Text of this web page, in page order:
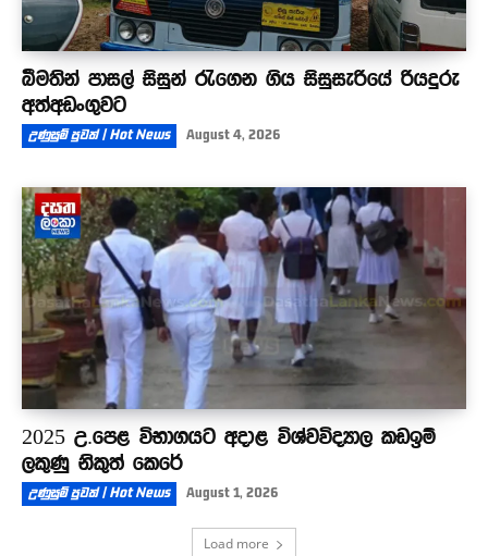
බීමතින් පාසල් සිසුන් රැගෙන ගිය සිසුසැරියේ රියදුරු
අත්අඩංගුවට
උණුසුම් පුවත් | Hot News August 4, 2026
2025 උ.පෙළ විභාගයට අදාළ විශ්වවිද්‍යාල කඩඉම්
ලකුණු නිකුත් කෙරේ
උණුසුම් පුවත් | Hot News August 1, 2026
Load more